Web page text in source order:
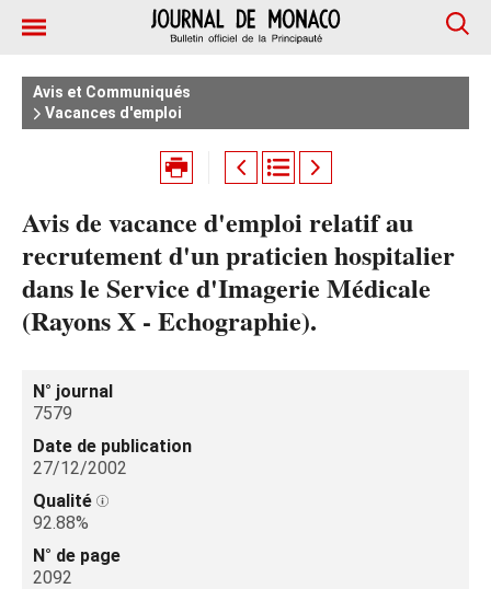
Avis et Communiqués
Vacances d'emploi
Avis de vacance d'emploi relatif au
recrutement d'un praticien hospitalier
dans le Service d'Imagerie Médicale
(Rayons X - Echographie).
N° journal
7579
Date de publication
27/12/2002
Qualité
92.88%
N° de page
2092